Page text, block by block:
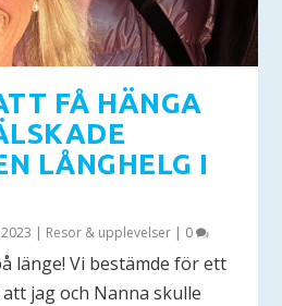
FÅ HÄNGA
LÅNGHELG I
| Resor & upplevelser | 0
länge! Vi bestämde för ett
jag och Nanna skulle